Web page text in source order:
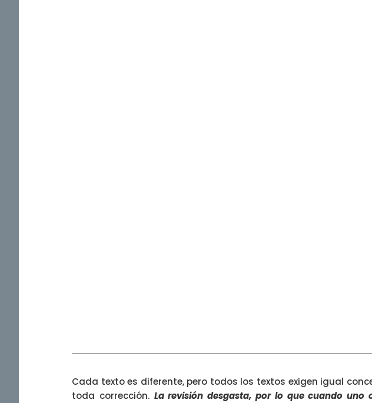
Cada texto es diferente, pero todos los textos exigen igual
toda corrección. La revisión desgasta, por lo que cuando